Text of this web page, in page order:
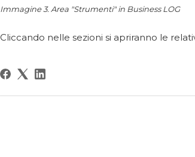
Immagine 3. Area "Strumenti" in Business LOG
Cliccando nelle sezioni si apriranno le